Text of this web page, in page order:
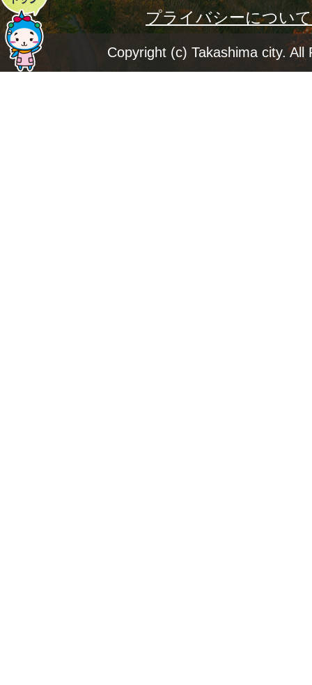
ー
ジ
プライバシーについて
Copyright (c) Takashima city. All